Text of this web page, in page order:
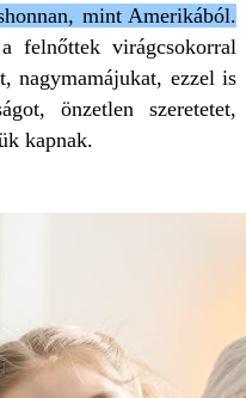
mint Amerikából.
felnőttek virágcsokorral
nagymamájukat, ezzel is
önzetlen szeretetet,
kapnak.